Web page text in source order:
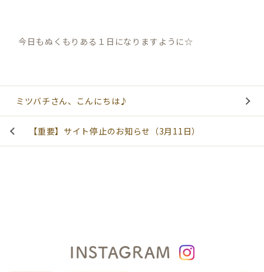
今日もぬくもりある１日になりますように☆
ミツバチさん、こんにちは♪
【重要】サイト停止のお知らせ（3月11日）
INSTAGRAM